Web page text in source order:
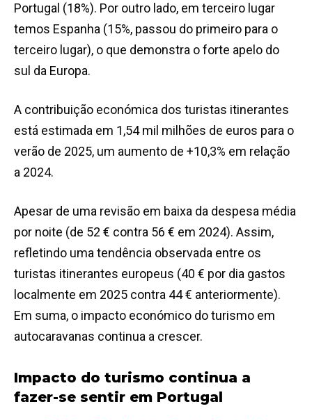
Portugal (18%). Por outro lado, em terceiro lugar
temos Espanha (15%, passou do primeiro para o
terceiro lugar), o que demonstra o forte apelo do
sul da Europa.
A contribuição económica dos turistas itinerantes
está estimada em 1,54 mil milhões de euros para o
verão de 2025, um aumento de +10,3% em relação
a 2024.
Apesar de uma revisão em baixa da despesa média
por noite (de 52 € contra 56 € em 2024). Assim,
refletindo uma tendência observada entre os
turistas itinerantes europeus (40 € por dia gastos
localmente em 2025 contra 44 € anteriormente).
Em suma, o impacto económico do turismo em
autocaravanas continua a crescer.
Impacto do turismo continua a
fazer-se sentir em Portugal